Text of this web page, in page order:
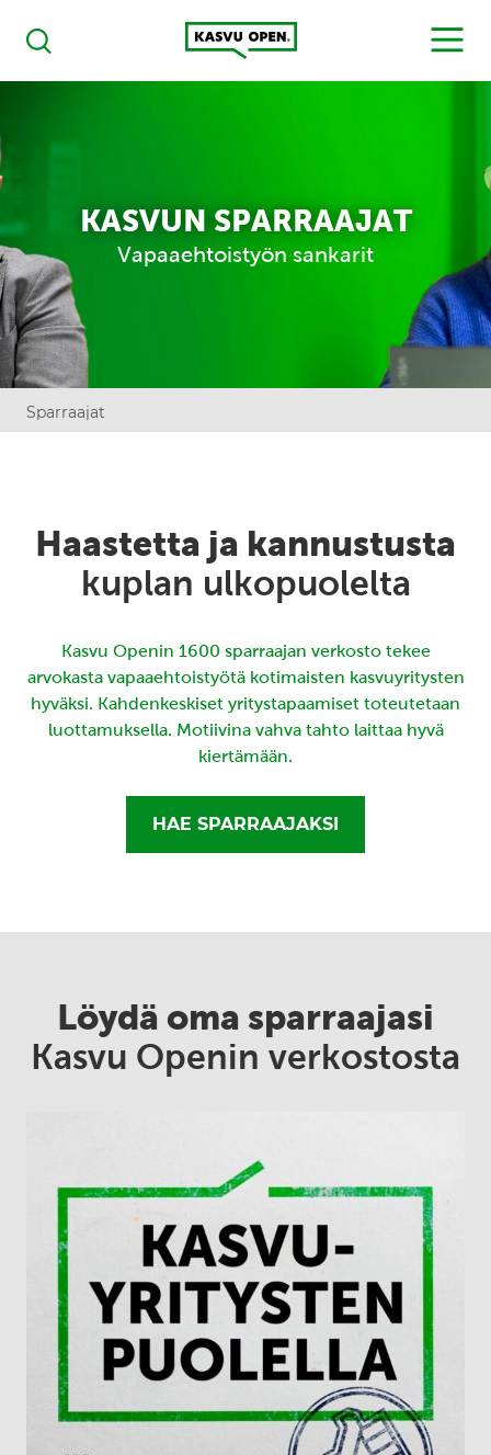
Haku
Kasvu Open
MENU
KASVUN SPARRAAJAT
Vapaaehtoistyön sankarit
Sparraajat
Haastetta ja kannustusta
kuplan ulkopuolelta
Kasvu Openin 1600 sparraajan verkosto tekee
arvokasta vapaaehtoistyötä kotimaisten kasvuyritysten
hyväksi. Kahdenkeskiset yritystapaamiset toteutetaan
luottamuksella. Motiivina vahva tahto laittaa hyvä
kiertämään.
HAE SPARRAAJAKSI
Löydä oma sparraajasi
Kasvu Openin verkostosta